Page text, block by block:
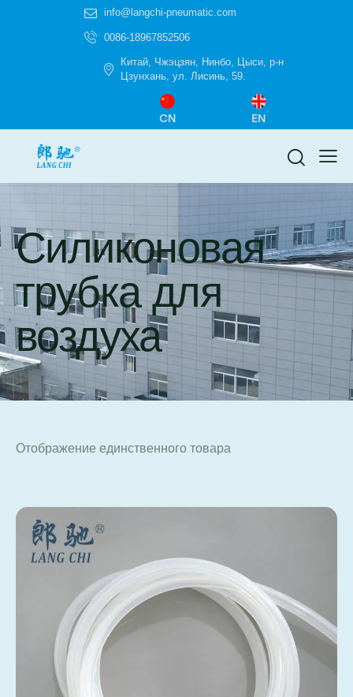
info@langchi-pneumatic.com
0086-18967852506
Китай, Чжэцзян, Нинбо, Цыси, р-н
Цзунхань, ул. Лисинь, 59.
CN EN
Силиконовая
трубка для
воздуха
Отображение единственного товара